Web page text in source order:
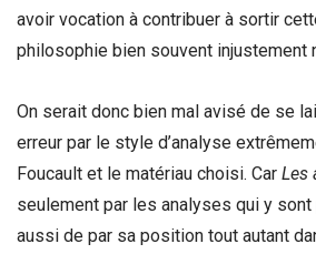
avoir vocation à contribuer à sortir
philosophie bien souvent injustement
On serait donc bien mal avisé de se
erreur par le style d’analyse
Foucault et le matériau choisi. Car Les
seulement par les analyses qui y
aussi de par sa position tout autant